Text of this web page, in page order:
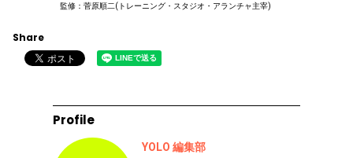
監修：菅原順二(トレーニング・スタジオ・アランチャ主宰)
Share
Profile
YOLO 編集部